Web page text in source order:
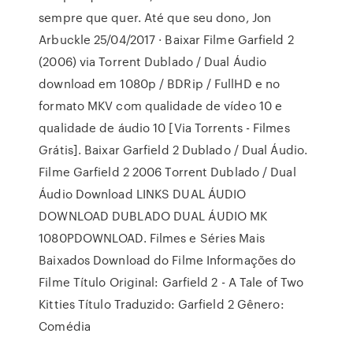
sempre que quer. Até que seu dono, Jon
Arbuckle 25/04/2017 · Baixar Filme Garfield 2
(2006) via Torrent Dublado / Dual Áudio
download em 1080p / BDRip / FullHD e no
formato MKV com qualidade de vídeo 10 e
qualidade de áudio 10 [Via Torrents - Filmes
Grátis]. Baixar Garfield 2 Dublado / Dual Áudio.
Filme Garfield 2 2006 Torrent Dublado / Dual
Áudio Download LINKS DUAL ÁUDIO
DOWNLOAD DUBLADO DUAL ÁUDIO MK
1080PDOWNLOAD. Filmes e Séries Mais
Baixados Download do Filme Informações do
Filme Título Original: Garfield 2 - A Tale of Two
Kitties Título Traduzido: Garfield 2 Gênero:
Comédia